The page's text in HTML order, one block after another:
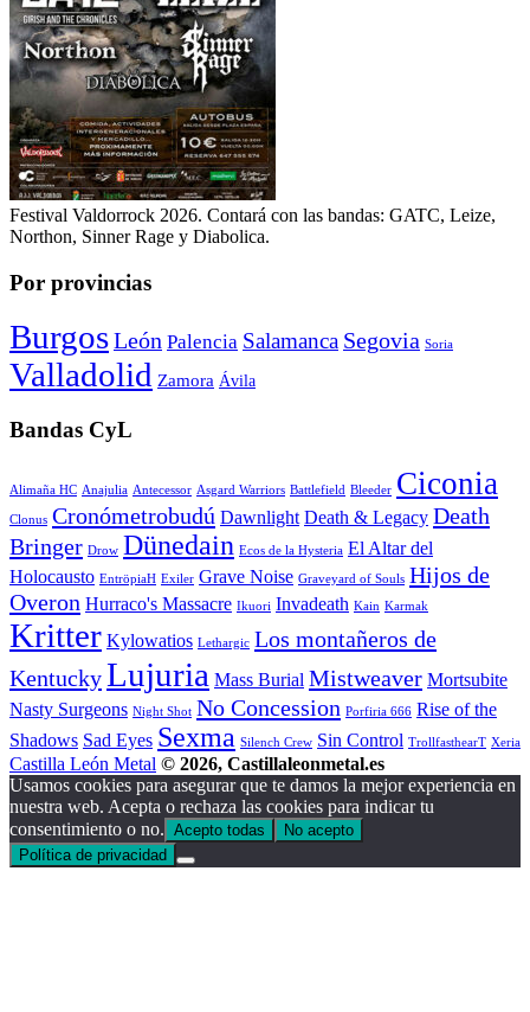
Festival Valdorrock 2026. Contará con las bandas: GATC, Leize,
Northon, Sinner Rage y Diabolica.
Por provincias
BurgosLeón Palencia Salamanca Segovia Soria
Valladolid Zamora Ávila
Bandas CyL
Alimaña HC Anajulia Antecessor Asgard Warriors Battlefield Bleeder Ciconia
Clonus Cronómetrobudú Dawnlight Death & Legacy Death
Bringer Drow Dünedain Ecos de la Hysteria El Altar del
Holocausto EntröpiaH Exiler Grave Noise Graveyard of Souls Hijos de
Overon Hurraco's Massacre Ikuori Invadeath Kain Karmak
Kritter Kylowatios Lethargic Los montañeros de
KentuckyLujuria Mass Burial Mistweaver Mortsubite
Nasty Surgeons Night Shot No Concession Porfiria 666 Rise of the
Shadows Sad Eyes Sexma Silench Crew Sin Control TrollfasthearT Xeria
Castilla León Metal © 2026, Castillaleonmetal.es
Usamos cookies para asegurar que te damos la mejor experiencia en
nuestra web. Acepta o rechaza las cookies para indicar tu
consentimiento o no. Acepto todas
No acepto
Política de privacidad